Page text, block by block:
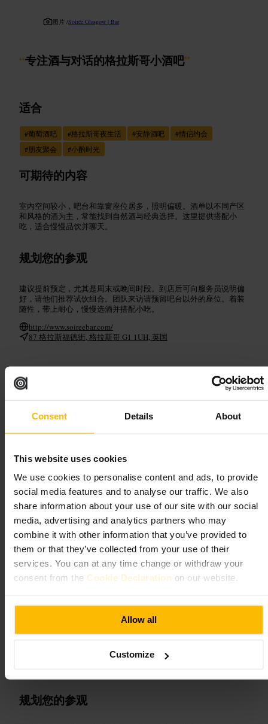
Consent Details About
This website uses cookies
We use cookies to personalise content and ads, to provide
social media features and to analyse our traffic. We also
share information about your use of our site with our social
media, advertising and analytics partners who may
combine it with other information that you’ve provided to
them or that they’ve collected from your use of their
services. You can at any time change or withdraw your
consent from the Cookie Declaration on our website.
Allow all
Customize
图片 /Soirée Glasgow | Bar
“专注酒与对话的格拉斯哥小酒吧”
适合
#葡萄酒吧 #格拉斯哥夜生活 #安静酒吧 #情侣约会
#朋友聚会 #小酌时光
可期待的内容
室内空间较小，吧台和靠窗座位居多，照明偏暖。酒单以不同产区
和风格的酒为主，常能找到自然酒与经典选择。这里提供搭配小
吃，适合慢慢品饮并聊天。
规划您的参观
建议提前预定，尤其是周末或晚间时段。到店后可向服务员说明偏
好，请他们推荐试饮组合。团队来访请预留吧台以外的座位。着装
随性，带上耐心，慢慢选酒并搭配小吃。
http://www.soireebar.com/
87 格拉斯福德街, 格拉斯哥 G1 1UH, 英国
4.5
“楼下酒吧，专注葡萄酒与内格罗尼”
适合
#葡萄酒吧 # 内格罗尼 #格拉斯哥夜生活 #约会好去处
#朋友聚会 精致切盘 #地下酒吧
可期待的内容
友好且细心的服务员。丰富且按酒种分类的酒单，既有按杯供应也
洁，桌面常有烛光，适合约会或小聚。声音在可以交谈但不被旁人
规划您的参观